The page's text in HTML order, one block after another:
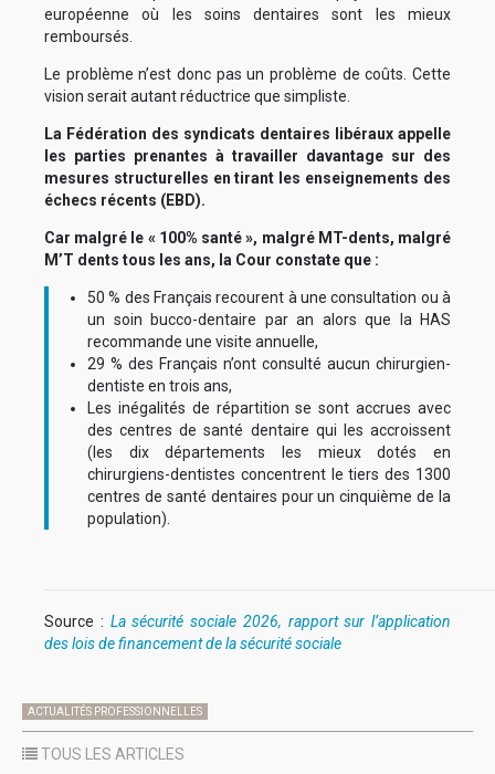
européenne où les soins dentaires sont les mieux
remboursés.
Le problème n’est donc pas un problème de coûts. Cette
vision serait autant réductrice que simpliste.
La Fédération des syndicats dentaires libéraux appelle
les parties prenantes à travailler davantage sur des
mesures structurelles en tirant les enseignements des
échecs récents (EBD).
Car malgré le « 100% santé », malgré MT-dents, malgré
M’T dents tous les ans, la Cour constate que :
50 % des Français recourent à une consultation ou à
un soin bucco-dentaire par an alors que la HAS
recommande une visite annuelle,
29 % des Français n’ont consulté aucun chirurgien-
dentiste en trois ans,
Les inégalités de répartition se sont accrues avec
des centres de santé dentaire qui les accroissent
(les dix départements les mieux dotés en
chirurgiens-dentistes concentrent le tiers des 1300
centres de santé dentaires pour un cinquième de la
population).
Source : La sécurité sociale 2026, rapport sur l’application
des lois de financement de la sécurité sociale
ACTUALITÉS PROFESSIONNELLES
TOUS LES ARTICLES